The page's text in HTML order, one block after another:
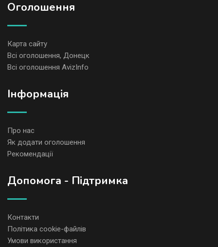
Оголошення
Карта сайту
Всі оголошення, Донецк
Всі оголошення AvizInfo
Iнформація
Про нас
Як додати оголошення
Рекомендації
Допомога - Підтримка
Контакти
Політика cookie-файлів
Умови використання